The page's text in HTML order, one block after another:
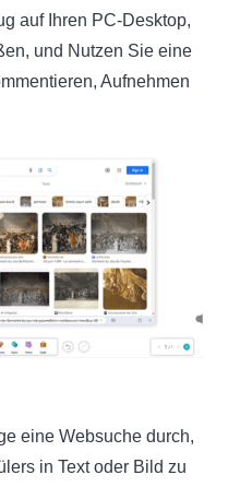
auf Ihren PC-Desktop,
und Nutzen Sie eine
Aufnehmen
eine Websuche durch,
in Text oder Bild zu